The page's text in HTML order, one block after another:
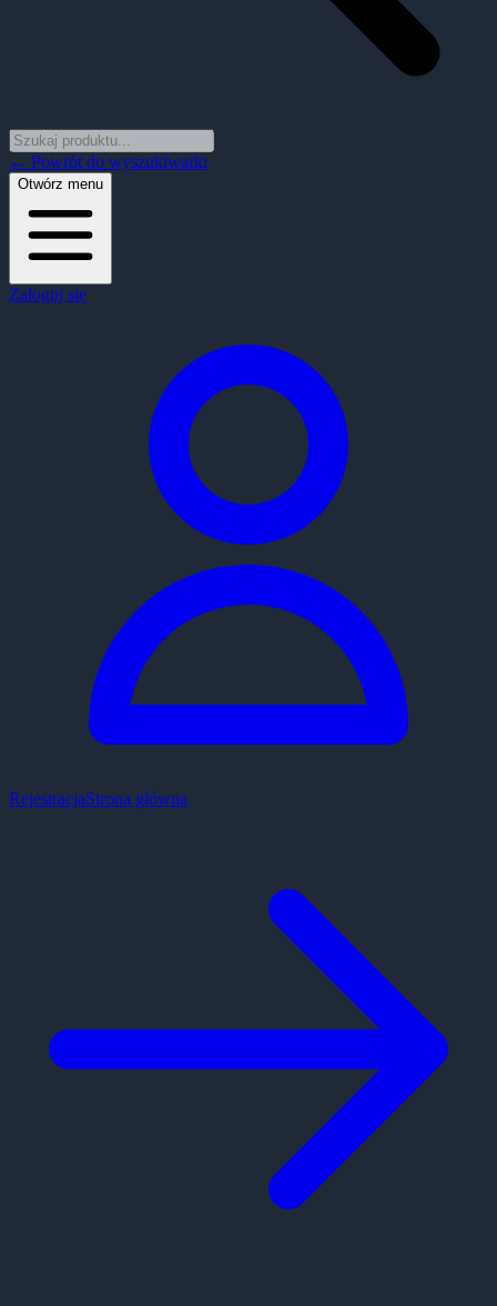
← Powrót do wyszukiwarki
Otwórz menu
Zaloguj się
RejestracjaStrona główna